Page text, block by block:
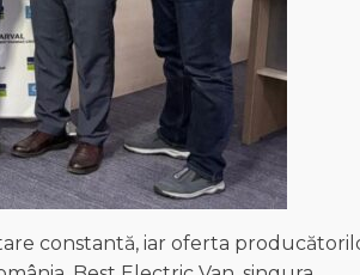
constantă, iar oferta